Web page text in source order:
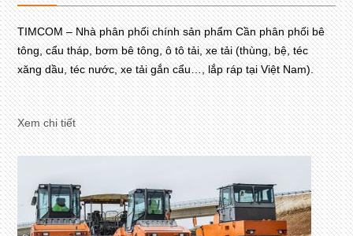
TIMCOM – Nhà phân phối chính sản phẩm Cần phân phối bê
tông, cẩu tháp, bơm bê tông, ô tô tải, xe tải (thùng, bệ, téc
xăng dầu, téc nước, xe tải gắn cẩu…, lắp ráp tại Việt Nam).
Xem chi tiết